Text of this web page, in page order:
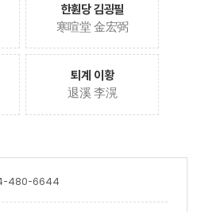
한훤당 김굉필
寒喧堂 金宏弼
퇴계 이황
退溪 李滉
480-6644